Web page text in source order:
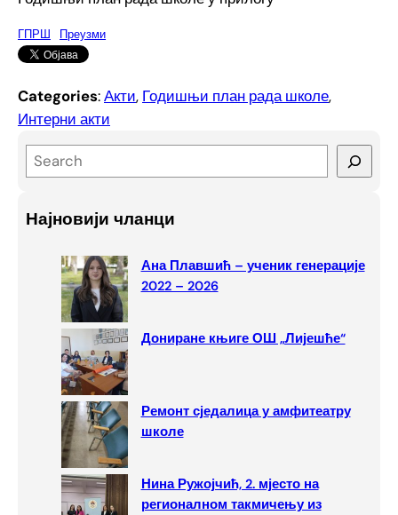
ГПРШ Преузми
Categories:Акти, Годишњи план рада школе
Интерни акти
e
rНајновији чланци
Ана Плавшић – ученик генерације
2022 – 2026
Дониране књиге ОШ „Лијешће“
Ремонт сједалица у амфитеатру
школе
Нина Ружојчић, 2. мјесто на
регионалном такмичењу из